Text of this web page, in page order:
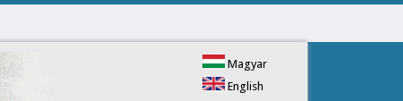
Magyar
English